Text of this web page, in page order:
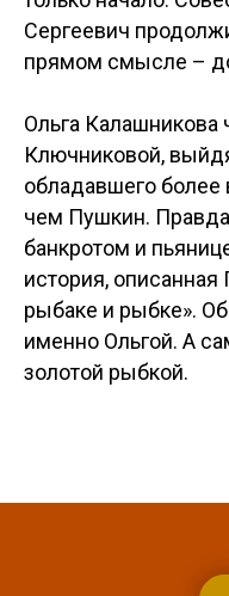
Сергеевич
прямом смысле –
Ольга Калашникова
Ключниковой,
обладавшего
чем Пушкин.
банкротом и
история,
рыбаке и рыбке».
именно Ольгой. А
золотой рыбкой.